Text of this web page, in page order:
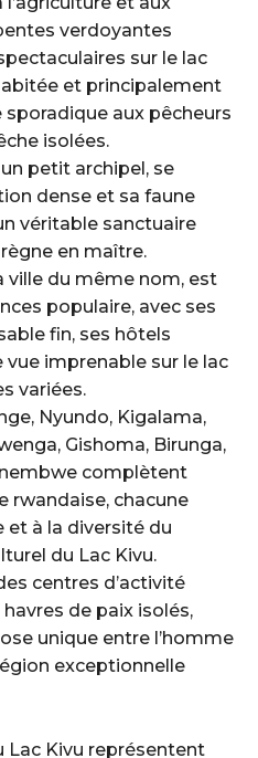
verdoyantes
sur le lac
et principalement
aux pêcheurs
isolées.
petit archipel, se
dense et sa faune
véritable sanctuaire
en maître.
ville du même nom, est
populaire, avec ses
fin, ses hôtels
imprenable sur le lac
variées.
Nyundo, Kigalama,
Gishoma, Birunga,
complètent
rwandaise, chacune
et à la diversité du
du Lac Kivu.
centres d’activité
de paix isolés,
unique entre l’homme
exceptionnelle
Lac Kivu représentent